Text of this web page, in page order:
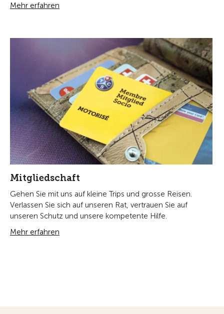
Mehr erfahren
Mitgliedschaft
Gehen Sie mit uns auf kleine Trips und grosse Reisen.
Verlassen Sie sich auf unseren Rat, vertrauen Sie auf
unseren Schutz und unsere kompetente Hilfe.
Mehr erfahren